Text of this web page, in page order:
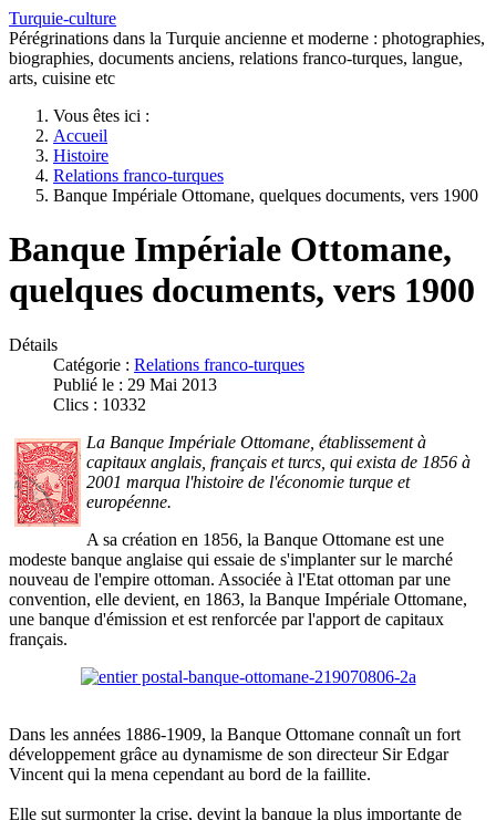
Turquie-culture
Pérégrinations dans la Turquie ancienne et moderne : photographies,
biographies, documents anciens, relations franco-turques, langue,
arts, cuisine etc
Vous êtes ici :
Accueil
Histoire
Relations franco-turques
Banque Impériale Ottomane, quelques documents, vers 1900
Banque Impériale Ottomane,
quelques documents, vers 1900
Détails
Catégorie : Relations franco-turques
Publié le : 29 Mai 2013
Clics : 10332
La Banque Impériale Ottomane, établissement à
capitaux anglais, français et turcs, qui exista de 1856 à
2001 marqua l'histoire de l'économie turque et
européenne.
A sa création en 1856, la Banque Ottomane est une
modeste banque anglaise qui essaie de s'implanter sur le marché
nouveau de l'empire ottoman. Associée à l'Etat ottoman par une
convention, elle devient, en 1863, la Banque Impériale Ottomane,
une banque d'émission et est renforcée par l'apport de capitaux
français.
Dans les années 1886-1909, la Banque Ottomane connaît un fort
développement grâce au dynamisme de son directeur Sir Edgar
Vincent qui la mena cependant au bord de la faillite.
Elle sut surmonter la crise, devint la banque la plus importante de